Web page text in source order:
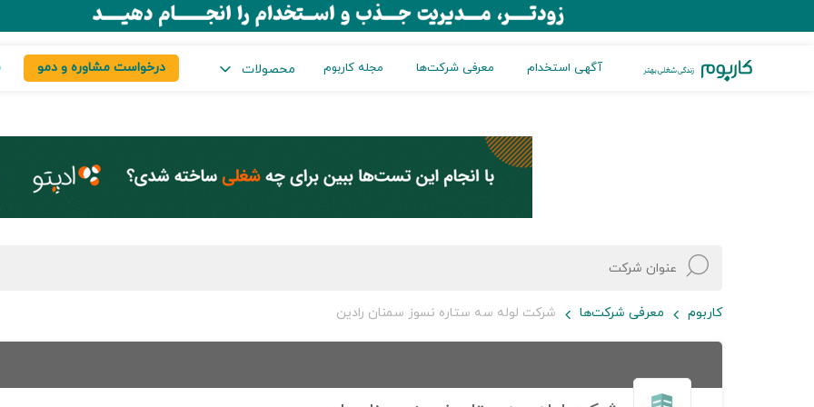
آگهی استخدام معرفی شرکت‌ها مجله کاربوم محصولات درخواست مشاوره و دمو
کاربوم معرفی شرکت‌ها شرکت لوله سه ستاره نسوز سمنان رادین